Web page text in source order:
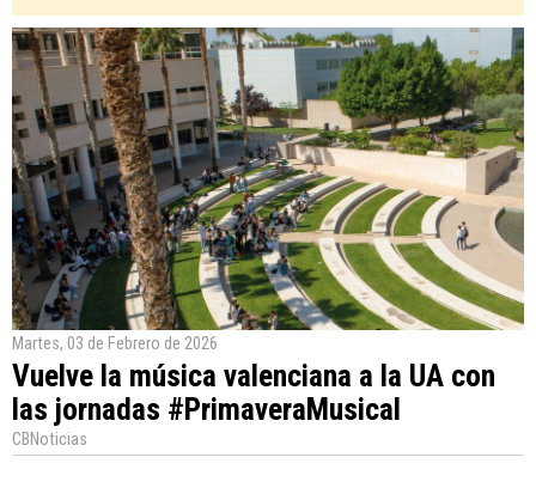
Martes, 03 de Febrero de 2026
Vuelve la música valenciana a la UA con
las jornadas #PrimaveraMusical
CBNoticias